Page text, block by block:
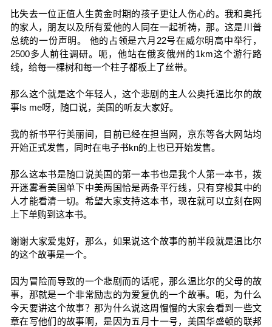
比失去一位正值人生黄金时期的孩子更让人伤心的。我和奥托
的家人，朋友以及所有爱他的人同在一起祈祷，那。这是川普
总统的一份声明。 他的占领是六月22号在威尔明高中举行，
2500多人前往调研。呃，他站在俄亥俄州的1km这个游行路
线，给每一棵树和每一个柱子都板上了丝带。
那么这个就是这个年轻人，这个悲剧的主人公奥托温比尔的故
事Is me呀，随口说，美国的听友大家好。
我的新书平行美丽间，目前已经在担当网，京东等各大网站均
开始正式发售，同时在电子书kn的上也已开始发售。
那么这本书是随口说美国的第一本书也是我个人第一本书，拨
开迷雾看美国单下中美两国恰是两条平行线，只有穿梭其中的
人才能看清一切。希望大家支持这本书，现在就可以立刻在网
上下单购到这本书。
谢谢大家爱鬼好，那么，如果说这个故事的前半段就是温比尔
的这个故事是一个。
因为冒险而导致的一个悲剧而的话呢，那么温比尔的父母的故
事，那就是一个非常励志的为爱复仇的一个故事。呃，为什么
今天要讲这个故事？那为什么说这周慢慢的大家会看到一些文
章在写他们的故事啊，是因为五月十一号，美国华盛顿的联邦